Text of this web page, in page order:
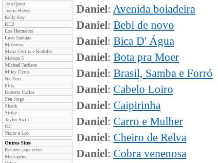
Jota Quest
Justin Bieber
Kelly Key
KLB
Los Hermanos
Luan Santana
Madonna
Maria Cecilia e Rodolfo
Maroon 5
Michael Jackson
Miley Cyrus
Nx Zero
Pitty
Roberto Carlos
Seu Jorge
Skank
Strike
Taylor Swift
U2
Victor e Leo
Outros Sites
Recados para orkut
Mensagens
Daniel: Avenida boiadeira
Daniel: Bebi de novo
Daniel: Bica D' Água
Daniel: Bota pra Moer
Daniel: Brasil, Samba e Forró
Daniel: Cabelo Loiro
Daniel: Caipirinha
Daniel: Carro e Mulher
Daniel: Cheiro de Relva
Daniel: Cobra venenosa